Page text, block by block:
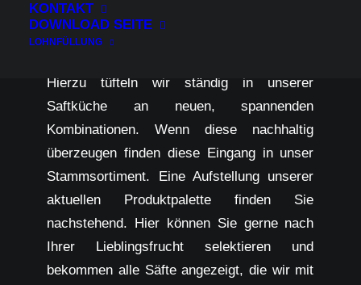
KONTAKT
DOWNLOAD SEITE
LOHNFÜLLUNG
gerade die Kombination aus verschiedenen
Früchten zu unterschiedlichen Anteilen, die
Hierzu tüfteln wir ständig in unserer
Saftküche an neuen, spannenden
Kombinationen. Wenn diese nachhaltig
überzeugen finden diese Eingang in unser
Stammsortiment. Eine Aufstellung unserer
aktuellen Produktpalette finden Sie
nachstehend. Hier können Sie gerne nach
Ihrer Lieblingsfrucht selektieren und
bekommen alle Säfte angezeigt, die wir mit